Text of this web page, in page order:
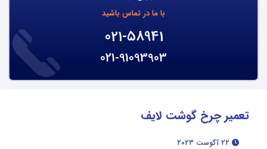
با ما در تماس باشید
021-58941
021-91093903
تعمیر چرخ گوشت لایف